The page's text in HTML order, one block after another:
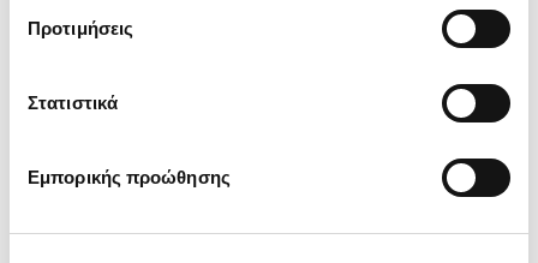
Προτιμήσεις
Στατιστικά
Εμπορικής προώθησης